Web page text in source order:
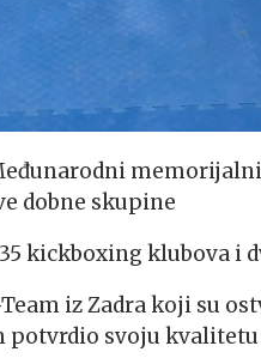
dobne skupine
kickboxing klubova i
iz Zadra koji su
potvrdio svoju